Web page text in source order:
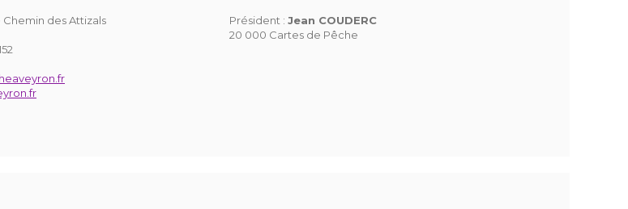
Chemin des Attizals
Président : Jean COUDERC
20 000 Cartes de Pêche